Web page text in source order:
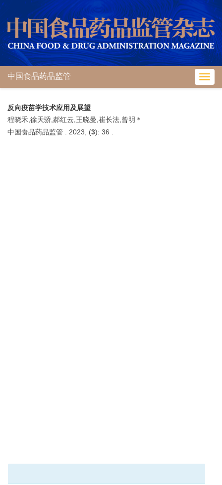
中国食品药品监管
反向疫苗学技术应用及展望
程晓禾,徐天骄,郝红云,王晓曼,崔长法,曾明＊
中国食品药品监管 . 2023, (3): 36 .